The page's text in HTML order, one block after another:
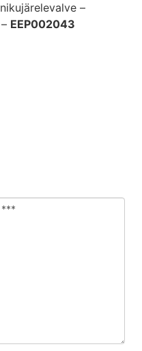
–
EEP002043